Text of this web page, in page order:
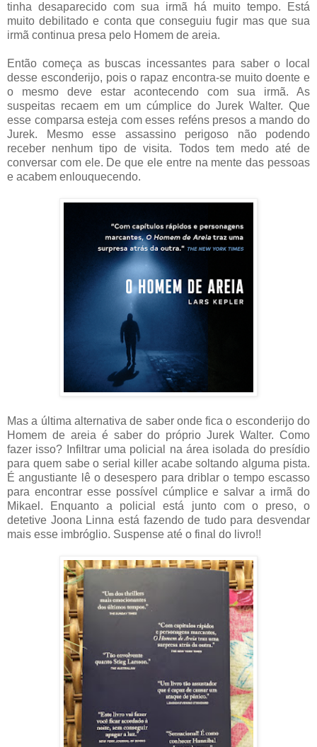
tinha desaparecido com sua irmã há muito tempo. Está
muito debilitado e conta que conseguiu fugir mas que sua
irmã continua presa pelo Homem de areia.
Então começa as buscas incessantes para saber o local
desse esconderijo, pois o rapaz encontra-se muito doente e
o mesmo deve estar acontecendo com sua irmã. As
suspeitas recaem em um cúmplice do Jurek Walter. Que
esse comparsa esteja com esses reféns presos a mando do
Jurek. Mesmo esse assassino perigoso não podendo
receber nenhum tipo de visita. Todos tem medo até de
conversar com ele. De que ele entre na mente das pessoas
e acabem enlouquecendo.
Mas a última alternativa de saber onde fica o esconderijo do
Homem de areia é saber do próprio Jurek Walter. Como
fazer isso? Infiltrar uma policial na área isolada do presídio
para quem sabe o serial killer acabe soltando alguma pista.
É angustiante lê o desespero para driblar o tempo escasso
para encontrar esse possível cúmplice e salvar a irmã do
Mikael. Enquanto a policial está junto com o preso, o
detetive Joona Linna está fazendo de tudo para desvendar
mais esse imbróglio. Suspense até o final do livro!!